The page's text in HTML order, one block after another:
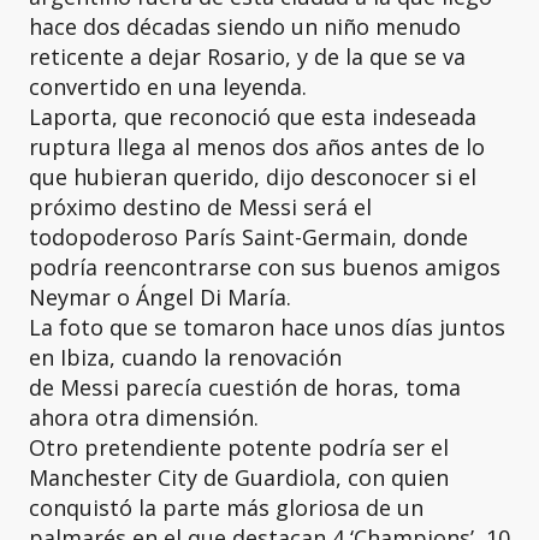
hace dos décadas siendo un niño menudo
reticente a dejar Rosario, y de la que se va
convertido en una leyenda.
Laporta, que reconoció que esta indeseada
ruptura llega al menos dos años antes de lo
que hubieran querido, dijo desconocer si el
próximo destino de Messi será el
todopoderoso París Saint-Germain, donde
podría reencontrarse con sus buenos amigos
Neymar o Ángel Di María.
La foto que se tomaron hace unos días juntos
en Ibiza, cuando la renovación
de Messi parecía cuestión de horas, toma
ahora otra dimensión.
Otro pretendiente potente podría ser el
Manchester City de Guardiola, con quien
conquistó la parte más gloriosa de un